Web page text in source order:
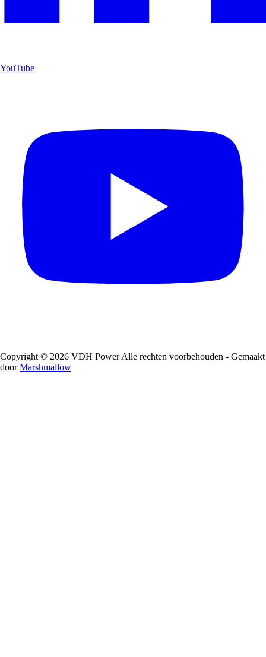
YouTube
Copyright © 2026 VDH Power Alle rechten voorbehouden - Gemaakt
doorMarshmallow